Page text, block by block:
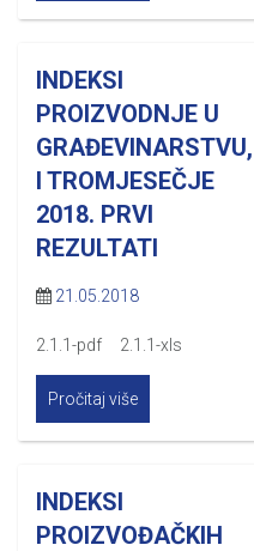
INDEKSI
PROIZVODNJE U
GRAĐEVINARSTVU,
I TROMJESEČJE
2018. PRVI
REZULTATI
21.05.2018
2.1.1-pdf 2.1.1-xls
Pročitaj više
INDEKSI
PROIZVOĐAČKIH